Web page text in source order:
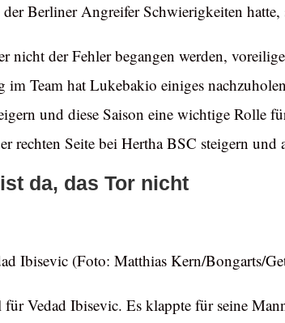
Berliner Angreifer Schwierigkeiten hatte,
nicht der Fehler begangen werden,
im Team hat Lukebakio einiges
und diese Saison eine wichtige Rolle
rechten Seite bei Hertha BSC steigern
da, das Tor nicht
Ibisevic (Foto: Matthias Kern/Bongarts/
Vedad Ibisevic. Es klappte für seine